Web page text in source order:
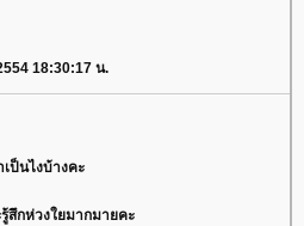
18:30:17 น.
ป็นไงบ้างคะ
สึกห่วงใยมากมายคะ